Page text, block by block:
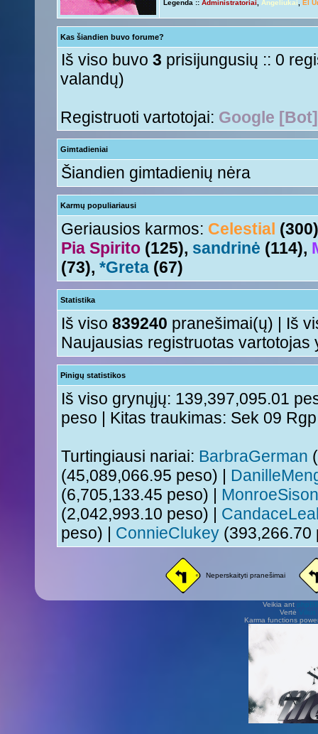
Anny!« Ant 01 Rgs, 2015 11:50 am »Ir tave
Tori« Ant 01 Rgs, 2015 11:17 am »Su naujais mokslo metais
aha
Legenda :: Administratoriai Angeliukai El
Kas šiandien buvo forume?
Iš viso buvo 3 prisijungusių :: 0
valandų)
Registruoti vartotojai: Google [Bot]
Gimtadieniai
Šiandien gimtadienių nėra
Karmų populiariausi
Geriausios karmos: Celestial
Pia Spirito (125), sandrinė (114),
(73), *Greta (67)
Statistika
Iš viso 839240 pranešimai(ų) | Iš
Naujausias registruotas vartotojas
Pinigų statistikos
Iš viso grynųjų: 139,397,095.01
peso | Kitas traukimas: Sek 09
Turtingiausi nariai: BarbraGerman
(45,089,066.95 peso) |
(6,705,133.45 peso) | MonroeSison
(2,042,993.10 peso) |
peso) | ConnieClukey
Neperskaityti pranešimai
Veikia ant
Vertė Vilius
Karma functions